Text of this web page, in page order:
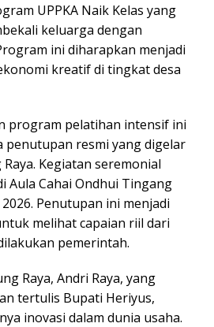
UPPKA Naik Kelas yang
keluarga dengan
ini diharapkan menjadi
kreatif di tingkat desa
program pelatihan intensif ini
penutupan resmi yang digelar
Kegiatan seremonial
Aula Cahai Ondhui Tingang
Penutupan ini menjadi
melihat capaian riil dari
pemerintah.
Raya, Andri Raya, yang
tertulis Bupati Heriyus,
inovasi dalam dunia usaha.